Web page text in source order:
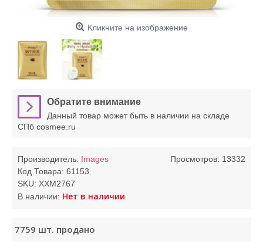
Кликните на изображение
Обратите внимание
Данный товар может быть в наличии на складе
СПб cosmee.ru
Просмотров: 13332
Производитель: Images
Код Товара: 61153
SKU: XXM2767
В наличии: Нет в наличии
7759 шт. продано